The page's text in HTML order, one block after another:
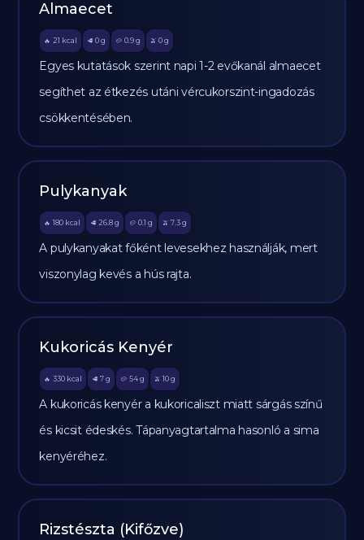
Almaecet
🔥 21 kcal 🥩 0 g 🥔 0.9g 🫒 0 g
Egyes kutatások szerint napi 1-2 evőkanál almaecet
segíthet az étkezés utáni vércukorszint-ingadozás
csökkentésében.
Pulykanyak
🔥 180 kcal 🥩 26.8 g 🥔 0.1 g 🫒 7.3 g
A pulykanyakat főként levesekhez használják, mert
viszonylag kevés a hús rajta.
Kukoricás Kenyér
🔥 330 kcal 🥩 7 g 🥔 54g 🫒 10 g
A kukoricás kenyér a kukoricaliszt miatt sárgás színű
és kicsit édeskés. Tápanyagtartalma hasonló a sima
kenyéréhez.
Rizstészta (Kifőzve)